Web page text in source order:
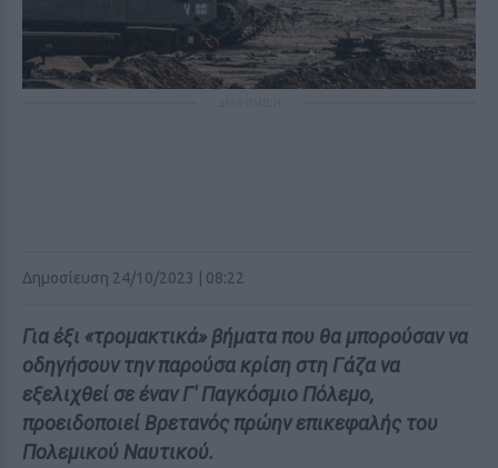
Δημοσίευση 24/10/2023 | 08:22
Για έξι «τρομακτικά» βήματα που θα μπορούσαν να
οδηγήσουν την παρούσα κρίση στη Γάζα να
εξελιχθεί σε έναν Γ' Παγκόσμιο Πόλεμο,
προειδοποιεί Βρετανός πρώην επικεφαλής του
Πολεμικού Ναυτικού.